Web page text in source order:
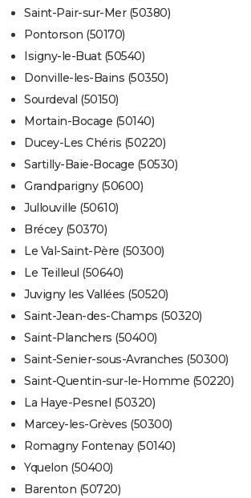
Saint-Pair-sur-Mer (50380)
Pontorson (50170)
Isigny-le-Buat (50540)
Donville-les-Bains (50350)
Sourdeval (50150)
Mortain-Bocage (50140)
Ducey-Les Chéris (50220)
Sartilly-Baie-Bocage (50530)
Grandparigny (50600)
Jullouville (50610)
Brécey (50370)
Le Val-Saint-Père (50300)
Le Teilleul (50640)
Juvigny les Vallées (50520)
Saint-Jean-des-Champs (50320)
Saint-Planchers (50400)
Saint-Senier-sous-Avranches (50300)
Saint-Quentin-sur-le-Homme (50220)
La Haye-Pesnel (50320)
Marcey-les-Grèves (50300)
Romagny Fontenay (50140)
Yquelon (50400)
Barenton (50720)